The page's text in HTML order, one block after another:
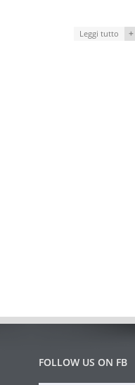
Leggi tutto +
FOLLOW US ON FB